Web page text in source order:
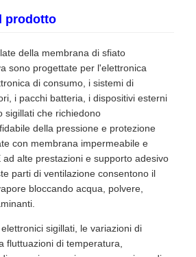
prodotto
della membrana di sfiato
sono progettate per l'elettronica
di consumo, i sistemi di
i pacchi batteria, i dispositivi esterni
sigillati che richiedono
della pressione e protezione
con membrana impermeabile e
alte prestazioni e supporto adesivo
parti di ventilazione consentono il
bloccando acqua, polvere,
sigillati, le variazioni di
fluttuazioni di temperatura,